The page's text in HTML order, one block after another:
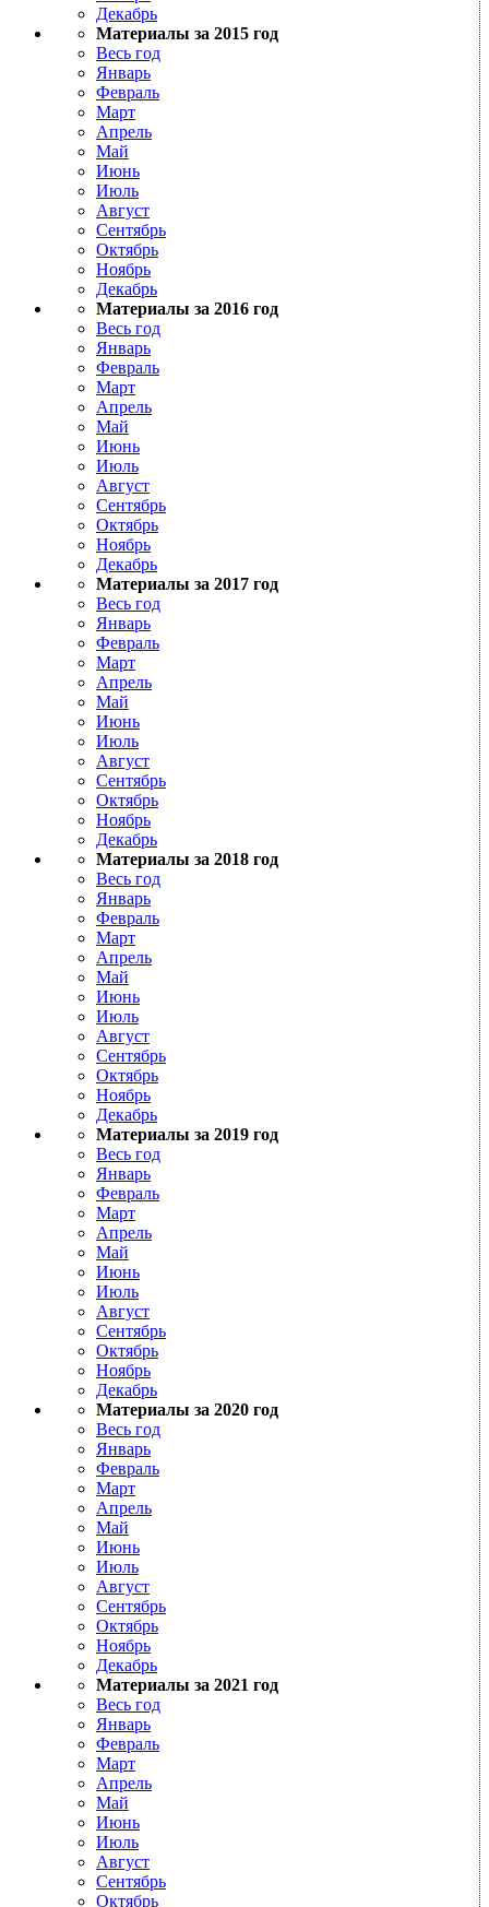
Декабрь
Материалы за 2015 год
Весь год
Январь
Февраль
Март
Апрель
Май
Июнь
Июль
Август
Сентябрь
Октябрь
Ноябрь
Декабрь
Материалы за 2016 год
Весь год
Январь
Февраль
Март
Апрель
Май
Июнь
Июль
Август
Сентябрь
Октябрь
Ноябрь
Декабрь
Материалы за 2017 год
Весь год
Январь
Февраль
Март
Апрель
Май
Июнь
Июль
Август
Сентябрь
Октябрь
Ноябрь
Декабрь
Материалы за 2018 год
Весь год
Январь
Февраль
Март
Апрель
Май
Июнь
Июль
Август
Сентябрь
Октябрь
Ноябрь
Декабрь
Материалы за 2019 год
Весь год
Январь
Февраль
Март
Апрель
Май
Июнь
Июль
Август
Сентябрь
Октябрь
Ноябрь
Декабрь
Материалы за 2020 год
Весь год
Январь
Февраль
Март
Апрель
Май
Июнь
Июль
Август
Сентябрь
Октябрь
Ноябрь
Декабрь
Материалы за 2021 год
Весь год
Январь
Февраль
Март
Апрель
Май
Июнь
Июль
Август
Сентябрь
Октябрь